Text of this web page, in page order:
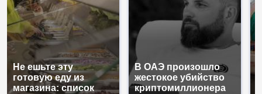
Не ешьте эту
готовую еду из
магазина: список
В ОАЭ произошло
жестокое убийство
криптомиллионера